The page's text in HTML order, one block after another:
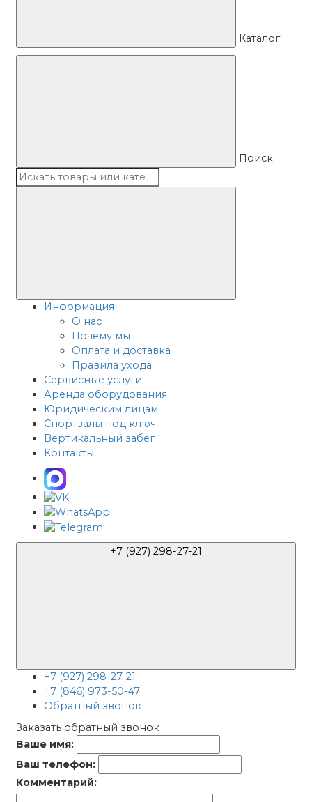
Каталог
Поиск
Информация
О нас
Почему мы
Оплата и доставка
Правила ухода
Сервисные услуги
Аренда оборудования
Юридическим лицам
Спортзалы под ключ
Вертикальный забег
Контакты
+7 (927) 298-27-21
+7 (846) 973-50-47
Обратный звонок
Заказать обратный звонок
Ваше имя:
Ваш телефон:
Комментарий: